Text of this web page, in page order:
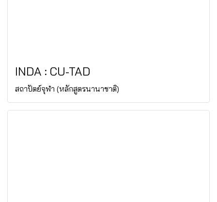
INDA : CU-TAD
สถาปัตย์จุฬา (หลักสูตรนานาชาติ)